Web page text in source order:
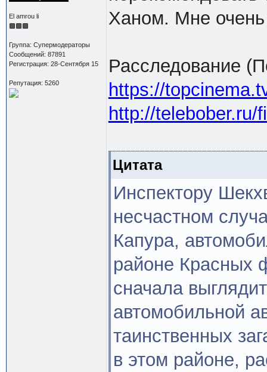
El amrou li
Группа: Супермодераторы
Сообщений: 87891
Регистрация: 28-Сентября 15
Репутация: 5260
Ханом. Мне
Расследование
https://
http://
Цитата
Инспектору
несчастном
Капура,
районе Красных
сначала
автомобильной
таинственных
в этом районе,